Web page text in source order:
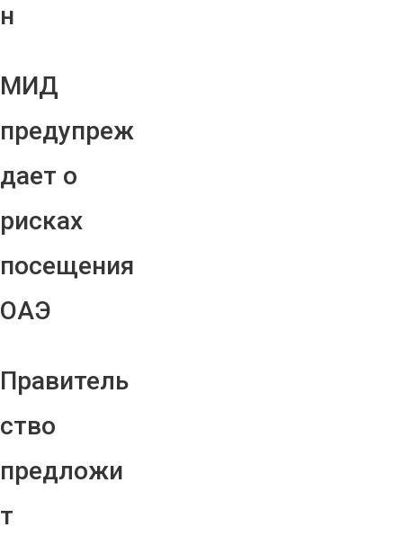
н
МИД
предупреж
дает о
рисках
посещения
ОАЭ
Правитель
ство
предложи
т